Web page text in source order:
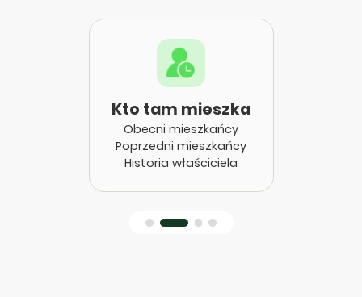
Kto tam mieszka
Obecni mieszkańcy
Poprzedni mieszkańcy
Historia właściciela